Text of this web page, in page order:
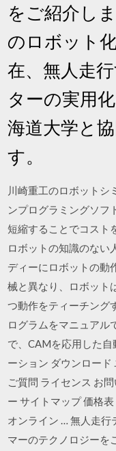
をご紹介し
のロボット
在、無人走
ターの実用
海道大学と
す。
川崎重工のロボットシ
ンプログラミングソフ
短縮することでコスト
ロボットの知識のない
ディーにロボットの
械と異なり、ロボット
つ動作をティーチング
ログラムをマニュアル
で、CAMを応用した自
ーション ダウンロード
ご質問 ライセンス お
ー サイトマップ 価格
オンライン … 無人走行
マーのテクノロジーを